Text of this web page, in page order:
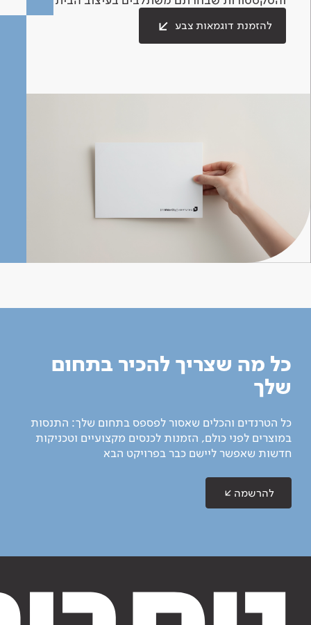
להזמנת דוגמאות צבע
כל מה שצריך להכיר בתחום
שלך
כל הטרנדים והכלים שאסור לפספס בתחום שלך: התנסות
במוצרים לפני כולם, הזמנות לכנסים מקצועיים וטכניקות
חדשות שאפשר ליישם כבר בפרויקט הבא
להרשמה